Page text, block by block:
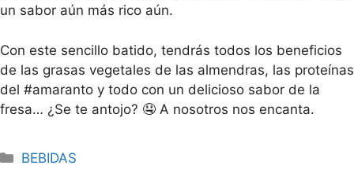
un sabor aún más rico aún.
Con este sencillo batido, tendrás todos los beneficios
de las grasas vegetales de las almendras, las proteínas
del #amaranto y todo con un delicioso sabor de la
fresa… ¿Se te antojo? 🤤 A nosotros nos encanta.
BEBIDAS